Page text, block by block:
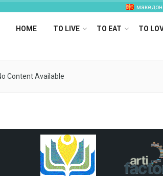
HOME TO LIVE TO EAT TO
Content Available